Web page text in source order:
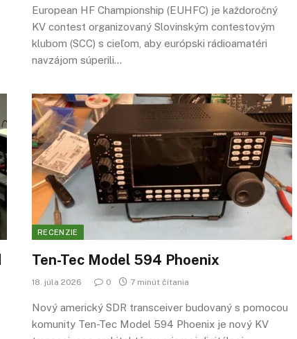
European HF Championship (EUHFC) je každoročný
KV contest organizovaný Slovinským contestovým
klubom (SCC) s cieľom, aby európski rádioamatéri
navzájom súperili…
RECENZIE
Ten-Tec Model 594 Phoenix
18. júla 2026 0 7 minút čítania
Nový americký SDR transceiver budovaný s pomocou
komunity Ten-Tec Model 594 Phoenix je nový KV